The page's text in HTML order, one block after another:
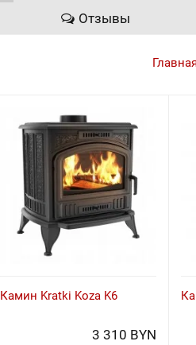
Отзывы
Главная
Камин Kratki Koza K6
3 310 BYN